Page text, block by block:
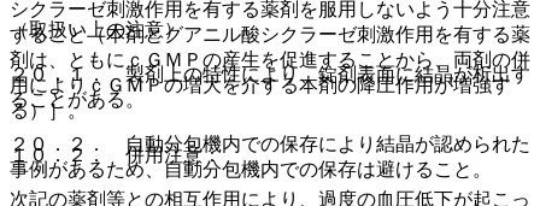
（取扱い上の注意）
２０．１． 製剤上の特性により、錠剤表面に結晶が析出す
ることがある。
２０．２． 自動分包機内での保存により結晶が認められた
事例があるため、自動分包機内での保存は避けること。
シクラーゼ刺激作用を有する薬剤を服用しないよう十分注意
すること（本剤とグアニル酸シクラーゼ刺激作用を有する薬
剤は、ともにｃＧＭＰの産生を促進することから、両剤の併
用によりｃＧＭＰの増大を介する本剤の降圧作用が増強す
る）］。
１０．２． 併用注意：
次記の薬剤等との相互作用により、過度の血圧低下が起こっ